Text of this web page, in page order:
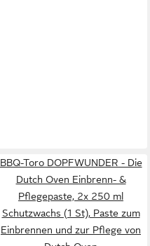
BBQ-Toro DOPFWUNDER - Die
Dutch Oven Einbrenn- &
Pflegepaste, 2x 250 ml
Schutzwachs (1 St), Paste zum
Einbrennen und zur Pflege von